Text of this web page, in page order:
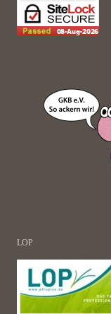
LOP